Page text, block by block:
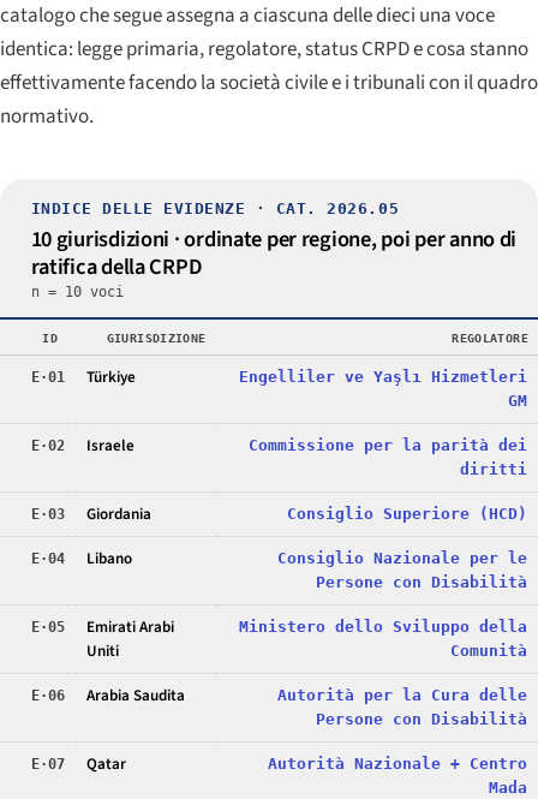
catalogo che segue assegna a ciascuna delle dieci una voce
identica: legge primaria, regolatore, status CRPD e cosa stanno
effettivamente facendo la società civile e i tribunali con il quadro
normativo.
INDICE DELLE EVIDENZE · CAT. 2026.05
10 giurisdizioni · ordinate per regione, poi per anno di
ratifica della CRPD
n = 10 voci
ID GIURISDIZIONE REGOLATORE
E·01 Türkiye
Engelliler ve Yaşlı Hizmetleri
GM
E·02 Israele
Commissione per la parità dei
diritti
E·03 Giordania Consiglio Superiore (HCD)
E·04 Libano
Consiglio Nazionale per le
Persone con Disabilità
E·05
Emirati Arabi
Uniti
Ministero dello Sviluppo della
Comunità
E·06 Arabia Saudita
Autorità per la Cura delle
Persone con Disabilità
E·07 Qatar
Autorità Nazionale + Centro
Mada